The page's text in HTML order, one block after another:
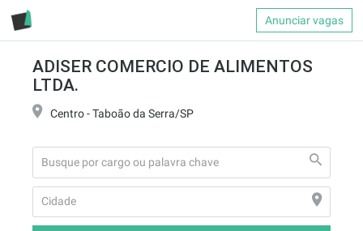
Anunciar vagas
ADISER COMERCIO DE ALIMENTOS
LTDA.
Centro - Taboão da Serra/SP